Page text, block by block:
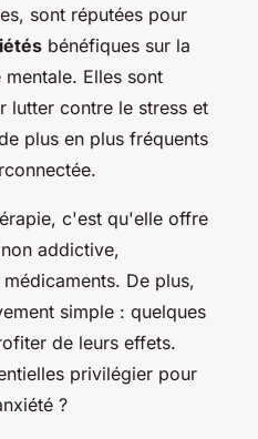
sont réputées pour
bénéfiques sur la
Elles sont
lutter contre le stress et
plus en plus fréquents
c'est qu'elle offre
addictive,
De plus,
simple : quelques
de leurs effets.
privilégier pour
?